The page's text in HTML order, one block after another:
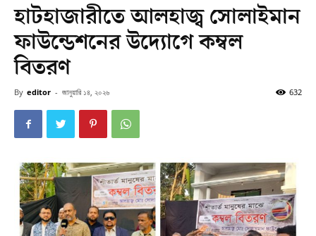
হাটহাজারীতে আলহাজ্ব সোলাইমান
ফাউন্ডেশনের উদ্যোগে কম্বল
বিতরণ
By editor - জানুয়ারি ১৪, ২০২৬ 632